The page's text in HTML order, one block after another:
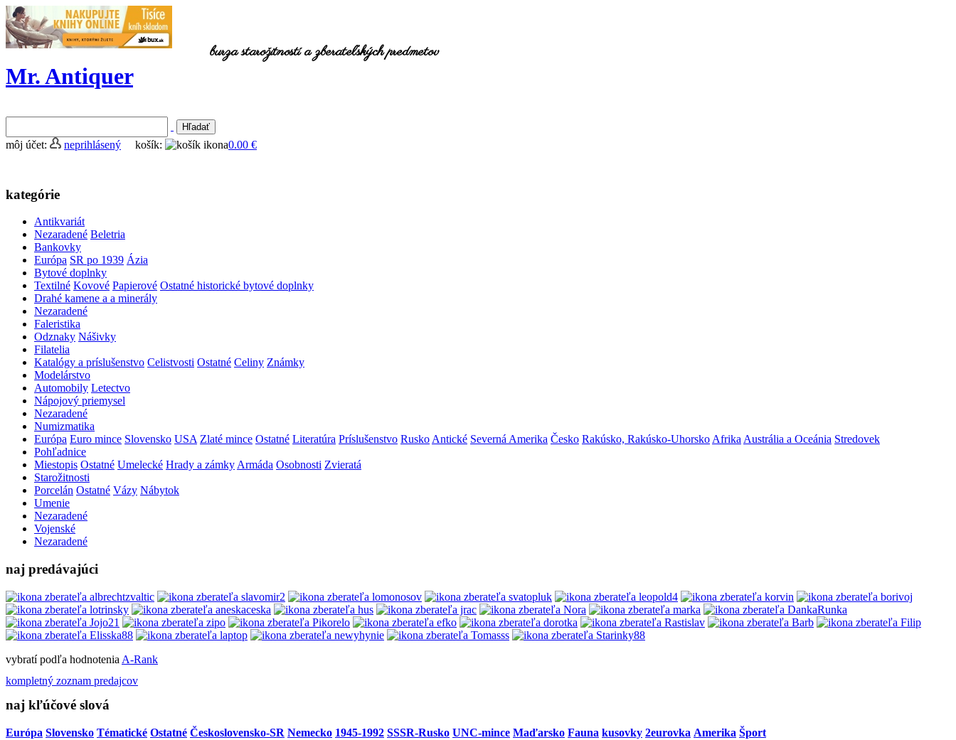
Mr. Antiquer
burza starožitností a zberateľských predmetov
môj účet: neprihlásený košík: 0.00 €
kategórie
Antikvariát
Nezaradené Beletria
Bankovky
Európa SR po 1939 Ázia
Bytové doplnky
Textilné Kovové Papierové Ostatné historické bytové doplnky
Drahé kamene a a minerály
Nezaradené
Faleristika
Odznaky Nášivky
Filatelia
Katalógy a príslušenstvo Celistvosti Ostatné Celiny Známky
Modelárstvo
Automobily Letectvo
Nápojový priemysel
Nezaradené
Numizmatika
Európa Euro mince Slovensko USA Zlaté mince Ostatné Literatúra Príslušenstvo Rusko Antické Severná Amerika Česko Rakúsko, Rakúsko-Uhorsko Afrika Austrália a Oceánia Stredovek
Pohľadnice
Miestopis Ostatné Umelecké Hrady a zámky Armáda Osobnosti Zvieratá
Starožitnosti
Porcelán Ostatné Vázy Nábytok
Umenie
Nezaradené
Vojenské
Nezaradené
naj predávajúci
vybratí podľa hodnotenia A-Rank
kompletný zoznam predajcov
naj kľúčové slová
Európa Slovensko Tématické Ostatné Československo-SR Nemecko 1945-1992 SSSR-Rusko UNC-mince Maďarsko Fauna kusovky 2eurovka Amerika Šport